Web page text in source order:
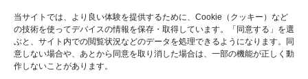
当サイトでは、より良い体験を提供するために、Cookie（クッキー）など
の技術を使ってデバイスの情報を保存・取得しています。「同意する」を選
ぶと、サイト内での閲覧状況などのデータを処理できるようになります。同
意しない場合や、あとから同意を取り消した場合は、一部の機能が正しく動
作しないことがあります。